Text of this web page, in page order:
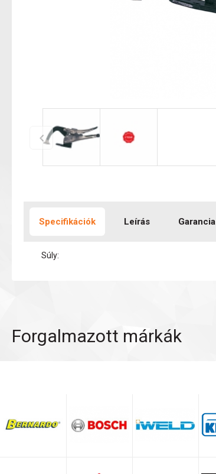
Specifikációk Leírás Garancia
Súly:
Forgalmazott márkák